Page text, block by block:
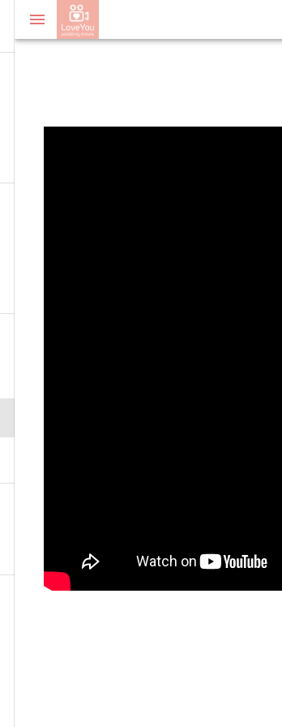
menu